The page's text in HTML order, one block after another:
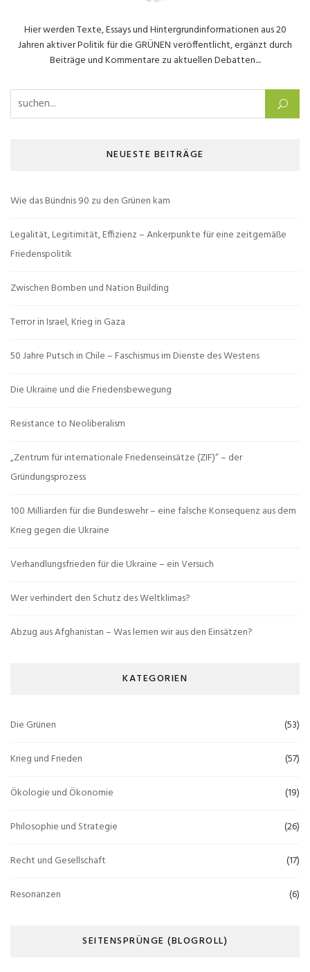
Hier werden Texte, Essays und Hintergrundinformationen aus 20
Jahren aktiver Politik für die GRÜNEN veröffentlicht, ergänzt durch
Beiträge und Kommentare zu aktuellen Debatten....
Suchen nach:
NEUESTE BEITRÄGE
Wie das Bündnis 90 zu den Grünen kam
Legalität, Legitimität, Effizienz – Ankerpunkte für eine zeitgemäße
Friedenspolitik
Zwischen Bomben und Nation Building
Terror in Israel, Krieg in Gaza
50 Jahre Putsch in Chile – Faschismus im Dienste des Westens
Die Ukraine und die Friedensbewegung
Resistance to Neoliberalism
„Zentrum für internationale Friedenseinsätze (ZIF)“ – der
Gründungsprozess
100 Milliarden für die Bundeswehr – eine falsche Konsequenz aus dem
Krieg gegen die Ukraine
Verhandlungsfrieden für die Ukraine – ein Versuch
Wer verhindert den Schutz des Weltklimas?
Abzug aus Afghanistan – Was lernen wir aus den Einsätzen?
KATEGORIEN
Die Grünen (53)
Krieg und Frieden (57)
Ökologie und Ökonomie (19)
Philosophie und Strategie (26)
Recht und Gesellschaft (17)
Resonanzen (6)
SEITENSPRÜNGE (BLOGROLL)